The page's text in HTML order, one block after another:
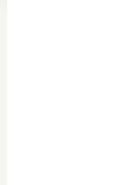
уникальную
мечту о
вам заказать
которые